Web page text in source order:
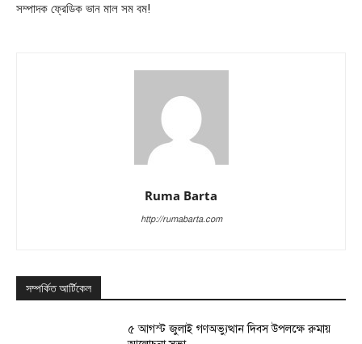
সম্পাদক ফ্রেডিক ভান মাল সম বম!
Ruma Barta
http://rumabarta.com
সম্পর্কিত আর্টিকেল
৫ আগস্ট জুলাই গণঅভ্যুত্থান দিবস উপলক্ষে রুমায়